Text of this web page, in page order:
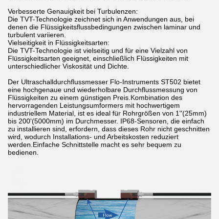
Verbesserte Genauigkeit bei Turbulenzen:
Die TVT-Technologie zeichnet sich in Anwendungen aus, bei
denen die Flüssigkeitsflussbedingungen zwischen laminar und
turbulent variieren.
Vielseitigkeit in Flüssigkeitsarten:
Die TVT-Technologie ist vielseitig und für eine Vielzahl von
Flüssigkeitsarten geeignet, einschließlich Flüssigkeiten mit
unterschiedlicher Viskosität und Dichte.
Der Ultraschalldurchflussmesser Flo-Instruments ST502 bietet
eine hochgenaue und wiederholbare Durchflussmessung von
Flüssigkeiten zu einem günstigen Preis.Kombination des
hervorragenden Leistungsumformers mit hochwertigem
industriellem Material, ist es ideal für Rohrgrößen von 1''(25mm)
bis 200'(5000mm) im Durchmesser. IP68-Sensoren, die einfach
zu installieren sind, erfordern, dass dieses Rohr nicht geschnitten
wird, wodurch Installations- und Arbeitskosten reduziert
werden.Einfache Schnittstelle macht es sehr bequem zu
bedienen.